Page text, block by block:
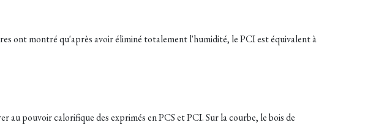
ont montré qu'après avoir éliminé totalement l'humidité, le PCI est équivalent à
pouvoir calorifique des exprimés en PCS et PCI. Sur la courbe, le bois de